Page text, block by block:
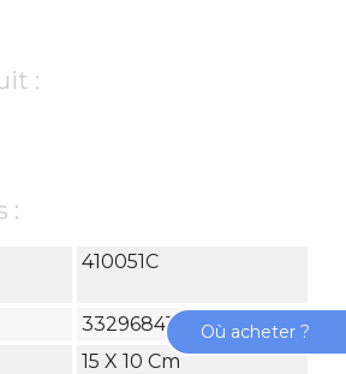
:
:
410051C
3329684100514
15 X 10 Cm
Où acheter ?